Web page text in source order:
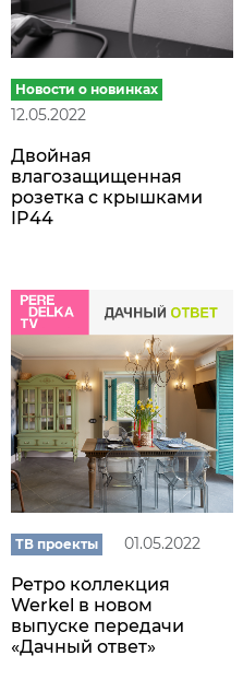
Новости о новинках
12.05.2022
Двойная
влагозащищенная
розетка с крышками
IP44
ТВ проекты 01.05.2022
Ретро коллекция
Werkel в новом
выпуске передачи
«Дачный ответ»